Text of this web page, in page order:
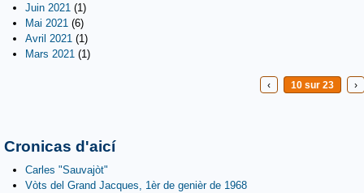
Juin 2021 (1)
Mai 2021 (6)
Avril 2021 (1)
Mars 2021 (1)
‹ 10 sur 23 ›
Cronicas d'aicí
Carles "Sauvajòt"
Vòts del Grand Jacques, 1èr de genièr de 1968